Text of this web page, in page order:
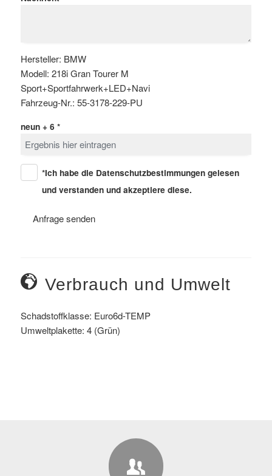
Hersteller: BMW
Modell: 218i Gran Tourer M
Sport+Sportfahrwerk+LED+Navi
Fahrzeug-Nr.: 55-3178-229-PU
neun + 6 *
*Ich habe die Datenschutzbestimmungengelesen
und verstanden und akzeptiere diese.
Anfrage senden
Verbrauch und Umwelt
Schadstoffklasse: Euro6d-TEMP
Umweltplakette: 4 (Grün)